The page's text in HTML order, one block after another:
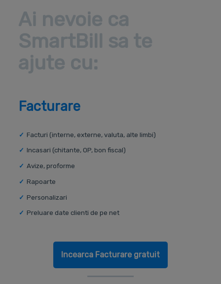
Ai nevoie ca
SmartBill sa te
ajute cu:
Facturare
Facturi (interne, externe, valuta, alte limbi)
Incasari (chitante, OP, bon fiscal)
Avize, proforme
Rapoarte
Personalizari
Preluare date clienti de pe net
Incearca Facturare gratuit